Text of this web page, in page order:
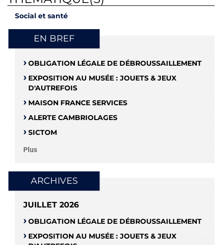
Social et santé
EN BREF
OBLIGATION LÉGALE DE DÉBROUSSAILLEMENT
EXPOSITION AU MUSÉE : JOUETS & JEUX
D'AUTREFOIS
MAISON FRANCE SERVICES
ALERTE CAMBRIOLAGES
SICTOM
Plus
ARCHIVES
JUILLET 2026
OBLIGATION LÉGALE DE DÉBROUSSAILLEMENT
EXPOSITION AU MUSÉE : JOUETS & JEUX